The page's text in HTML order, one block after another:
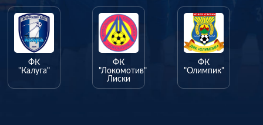
ФК
"Калуга"
ФК
"Локомотив"
Лиски
ФК
"Олимпик"